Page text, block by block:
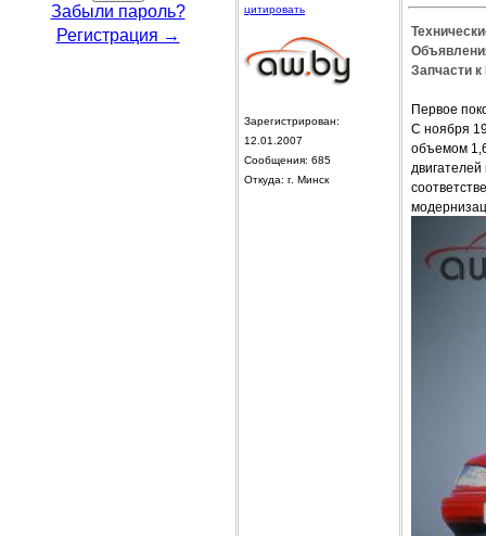
Забыли пароль?
Регистрация →
цитировать
Зарегистрирован:
12.01.2007
Сообщения: 685
Откуда: г. Минск
Запчасти
Первое
С ноября
объемом